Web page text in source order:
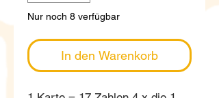
Nur noch 8 verfügbar
In den Warenkorb